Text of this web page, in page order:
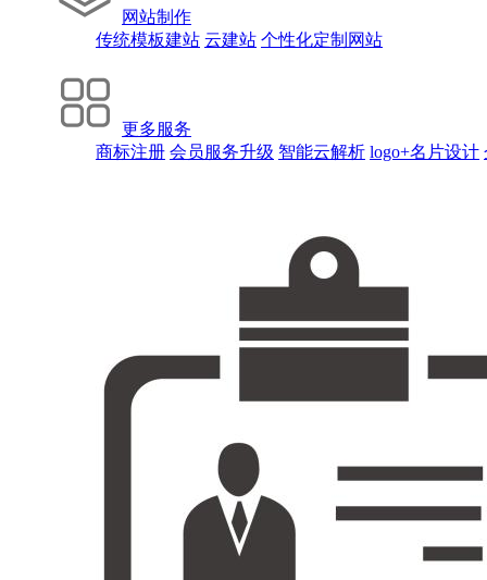
网站制作
传统模板建站 云建站 个性化定制网站
更多服务
商标注册 会员服务升级 智能云解析 logo+名片设计